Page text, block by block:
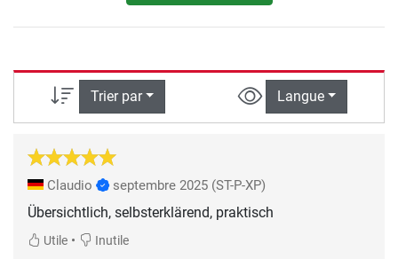
Trier par Langue
Claudio septembre 2025 (ST-P-XP)
Übersichtlich, selbsterklärend, praktisch
Utile • Inutile